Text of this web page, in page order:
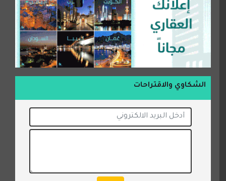
الشكاوي والاقتراحات